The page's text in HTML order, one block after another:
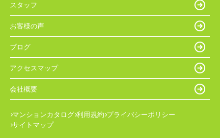
スタッフ
お客様の声
ブログ
アクセスマップ
会社概要
マンションカタログ 利用規約 プライバシーポリシー
サイトマップ